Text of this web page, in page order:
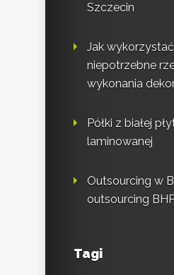
Szczecin
Jak wykorzystać
niepotrzebne
wykonania
Półki z białej
laminowanej
Outsourcing w
outsourcing
Tagi